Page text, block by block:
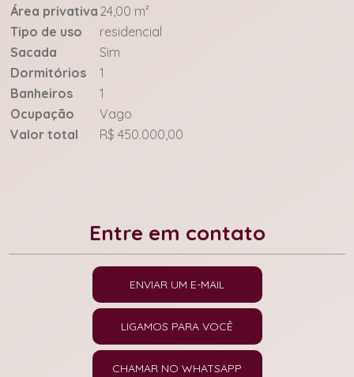
Área privativa 24,00 m²
Tipo de uso
residencial
Sacada
Sim
Dormitórios
1
Banheiros
1
Ocupação
Vago
Valor total
R$ 450.000,00
Entre em contato
ENVIAR UM E-MAIL
LIGAMOS PARA VOCÊ
CHAMAR NO WHATSAPP